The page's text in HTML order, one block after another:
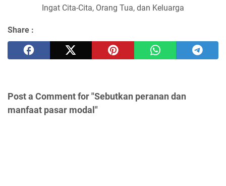
Ingat Cita-Cita, Orang Tua, dan Keluarga
Share :
Post a Comment for "Sebutkan peranan dan
manfaat pasar modal"